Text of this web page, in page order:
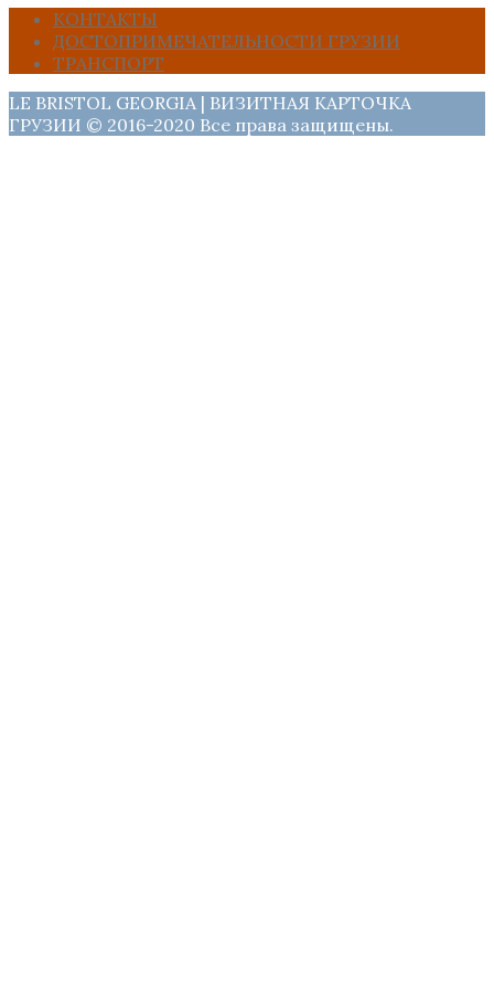
КОНТАКТЫ
ДОСТОПРИМЕЧАТЕЛЬНОСТИ ГРУЗИИ
ТРАНСПОРТ
LE BRISTOL GEORGIA | ВИЗИТНАЯ КАРТОЧКА
ГРУЗИИ © 2016-2020 Все права защищены.